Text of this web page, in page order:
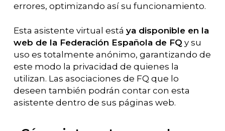
errores, optimizando así su funcionamiento.
Esta asistente virtual está ya disponible en la
web de la Federación Española de FQ y su
uso es totalmente anónimo, garantizando de
este modo la privacidad de quienes la
utilizan. Las asociaciones de FQ que lo
deseen también podrán contar con esta
asistente dentro de sus páginas web.